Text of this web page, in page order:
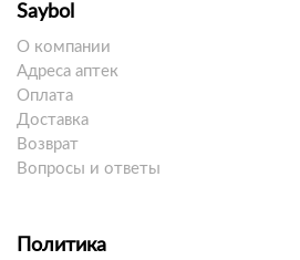
Saybol
О компании
Адреса аптек
Оплата
Доставка
Возврат
Вопросы и ответы
Политика